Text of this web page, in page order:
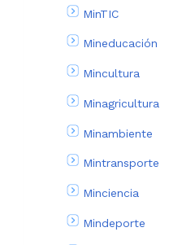
MinTIC
Mineducación
Mincultura
Minagricultura
Minambiente
Mintransporte
Minciencia
Mindeporte